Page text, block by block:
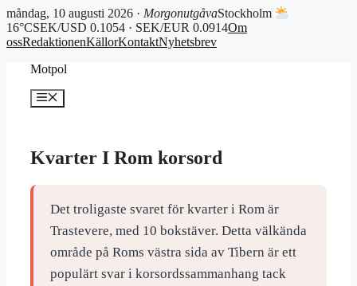
måndag, 10 augusti 2026 · MorgonutgåvaStockholm
16°CSEK/USD 0.1054 · SEK/EUR 0.0914Om
ossRedaktionenKällorKontaktNyhetsbrev
Motpol
Meny
Kvarter I Rom korsord
Det troligaste svaret för kvarter i Rom är
Trastevere, med 10 bokstäver. Detta välkända
område på Roms västra sida av Tibern är ett
populärt svar i korsordssammanhang tack